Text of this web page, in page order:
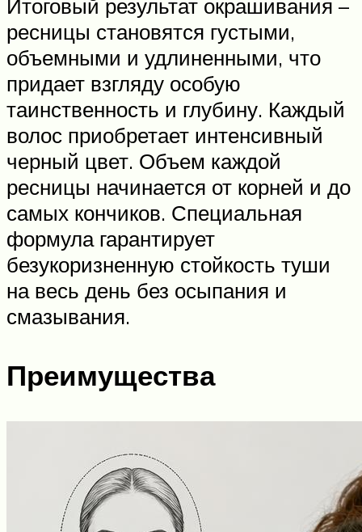
Итоговый результат окрашивания –
ресницы становятся густыми,
объемными и удлиненными, что
придает взгляду особую
таинственность и глубину. Каждый
волос приобретает интенсивный
черный цвет. Объем каждой
ресницы начинается от корней и до
самых кончиков. Специальная
формула гарантирует
безукоризненную стойкость туши
на весь день без осыпания и
смазывания.
Преимущества